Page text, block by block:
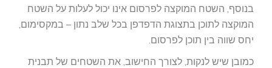
בנוסף, השטח המוקצה לפרסום אינו יכול לעלות על השטח
המוקצה לתוכן בתצוגת הדפדפן בכל שלב נתון – במקסימום,
יחס שווה בין תוכן לפרסום.
כמובן שיש לנקות, לצורך החישוב, את השטחים של תבנית